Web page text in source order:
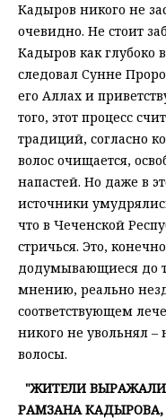
Кадыров никого не
очевидно. Не стоит
Кадыров как
следовал Сунне
его Аллах и
того, этот процесс
традиций, согласно
волос очищается,
напастей. Но даже в
источники
что в Чеченской
стричься. Это,
додумывающиеся до
мнению, реально
соответствующем
никого не увольнял
волосы.
"ЖИТЕЛИ ВЫРАЖАЛИ
РАМЗАНА КАДЫРОВА,